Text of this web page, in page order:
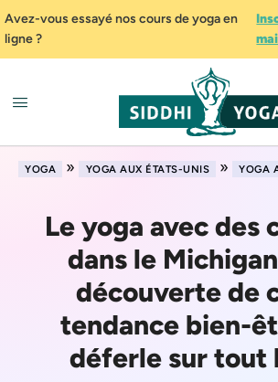
Avez-vous essayé nos cours de yoga en
ligne ?
YOGA » YOGA AUX ÉTATS-UNIS » YOGA
Le yoga avec des
dans le
découverte de
tendance bien-
déferle sur tout